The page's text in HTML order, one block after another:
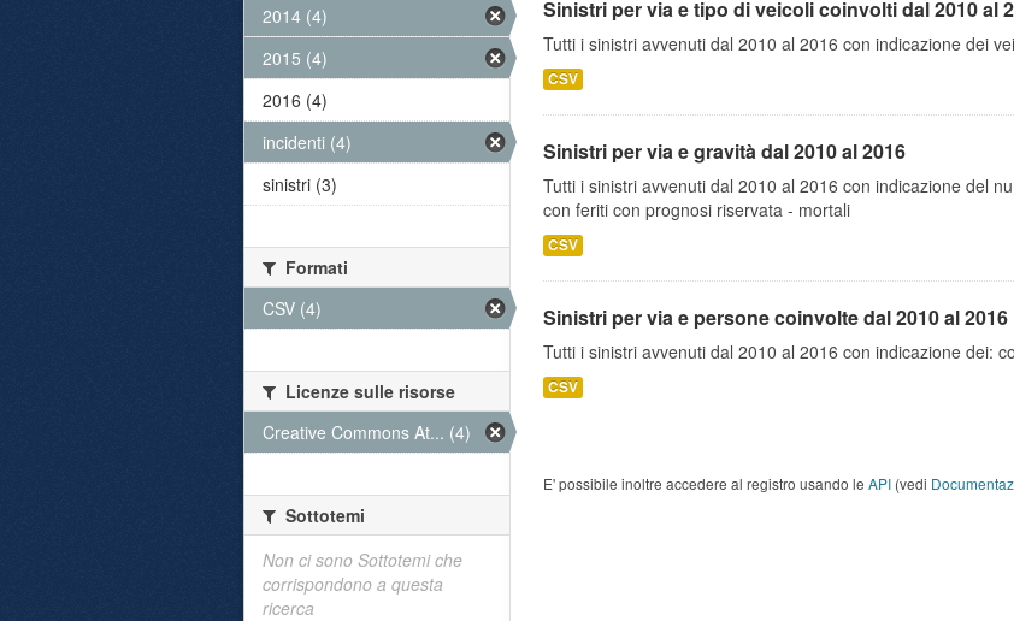
Sinistri per via e tipo di veicoli coinvolti dal 2010 al
Tutti i sinistri avvenuti dal 2010 al 2016 con indicazione dei
CSV
Sinistri per via e gravità dal 2010 al 2016
Tutti i sinistri avvenuti dal 2010 al 2016 con indicazione del
con feriti con prognosi riservata - mortali
CSV
Sinistri per via e persone coinvolte dal 2010 al 2016
Tutti i sinistri avvenuti dal 2010 al 2016 con indicazione dei:
CSV
E' possibile inoltre accedere al registro usando le API (vedi
2014 (4)
2015 (4)
2016 (4)
incidenti (4)
sinistri (3)
Formati
CSV (4)
Licenze sulle risorse
Creative Commons At... (4)
Sottotemi
Non ci sono Sottotemi che
corrispondono a questa
ricerca